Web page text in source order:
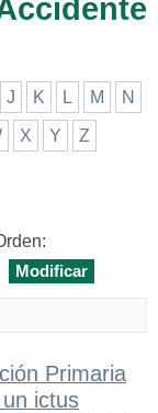
J K L M N
X Y Z
Primaria
ictus